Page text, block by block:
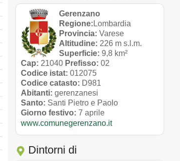
Gerenzano
Regione: Lombardia
Provincia: Varese
Altitudine: 226 m s.l.m.
Superficie: 9,8 km²
Cap: 21040 Prefisso: 02
Codice istat: 012075
Codice catasto: D981
Abitanti: gerenzanesi
Santo: Santi Pietro e Paolo
Giorno festivo: 7 aprile
www.comunegerenzano.it
Dintorni di